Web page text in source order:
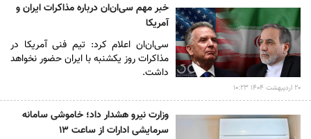
خبر مهم سی‌ان‌ان درباره مذاکرات ایران و
آمریکا
سی‌ان‌ان اعلام کرد: تیم فنی آمریکا در
مذاکرات روز یکشنبه با ایران حضور نخواهد
داشت.
۲۰ ارديبهشت ۱۴۰۴ ۱۰:۲۳
وزارت نیرو هشدار داد؛ خاموشی سامانه
سرمایشی ادارات از ساعت ۱۳